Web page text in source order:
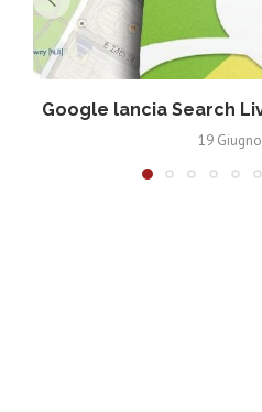
Google lancia Search
19